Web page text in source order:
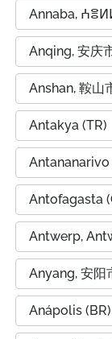
Anqing, 安庆
Anshan, 鞍山
Antakya (TR)
Antananarivo
Antofagasta
Antwerp,
Anyang, 安阳
Anápolis (BR)